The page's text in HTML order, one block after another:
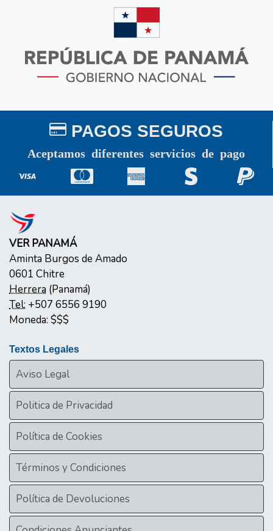
PAGOS SEGUROS
Aceptamos diferentes servicios de pago
VER PANAMÁ
Aminta Burgos de Amado
0601 Chitre
Herrera (Panamá)
Tel: +507 6556 9190
Moneda: $$$
Textos Legales
Aviso Legal
Politica de Privacidad
Política de Cookies
Términos y Condiciones
Política de Devoluciones